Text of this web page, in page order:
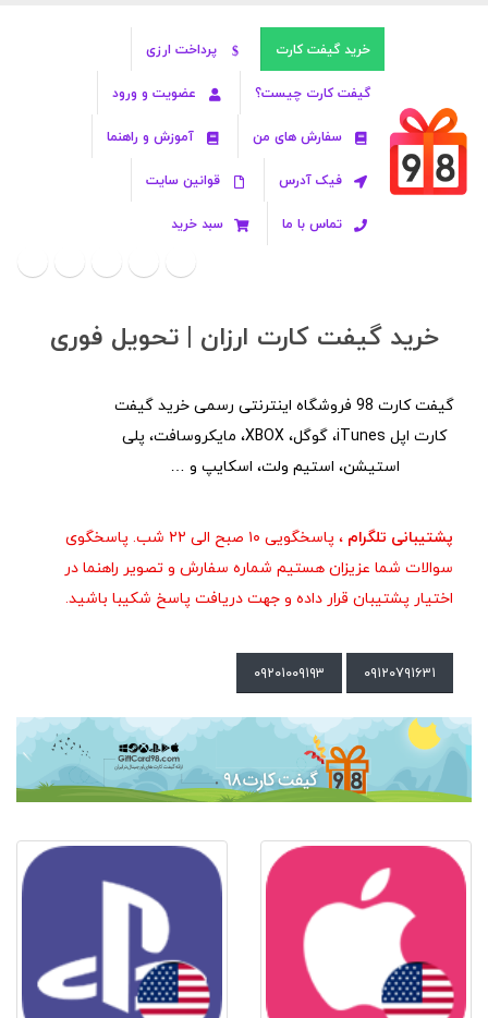
خرید گیفت کارت پرداخت ارزی
گیفت کارت چیست؟ عضویت و ورود
سفارش های من آموزش و راهنما
فیک آدرس قوانین سایت
تماس با ما سبد خرید
خرید گیفت کارت ارزان | تحویل فوری
گیفت کارت 98 فروشگاه اینترنتی رسمی خرید گیفت
کارت اپل iTunes، گوگل، XBOX، مایکروسافت، پلی
استیشن، استیم ولت، اسکایپ و …
پشتیبانی تلگرام
، پاسخگویی ۱۰ صبح الی ۲۲ شب. پاسخگوی
سوالات شما عزیزان هستیم شماره سفارش و تصویر راهنما در
اختیار پشتیبان قرار داده و جهت دریافت پاسخ شکیبا باشید.
۰۹۱۲۰۷۹۱۶۳۱ ۰۹۲۰۱۰۰۹۱۹۳